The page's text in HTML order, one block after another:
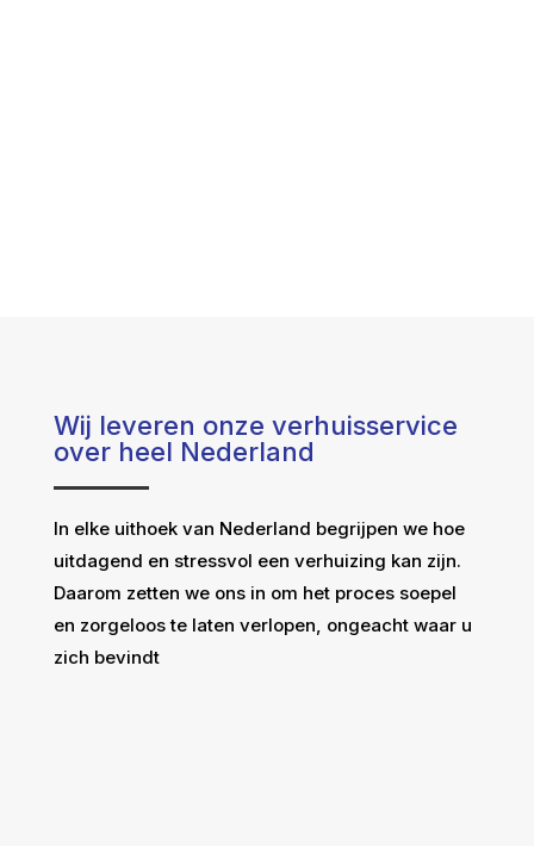
Wij leveren onze verhuisservice
over heel Nederland
In elke uithoek van Nederland begrijpen we hoe
uitdagend en stressvol een verhuizing kan zijn.
Daarom zetten we ons in om het proces soepel
en zorgeloos te laten verlopen, ongeacht waar u
zich bevindt